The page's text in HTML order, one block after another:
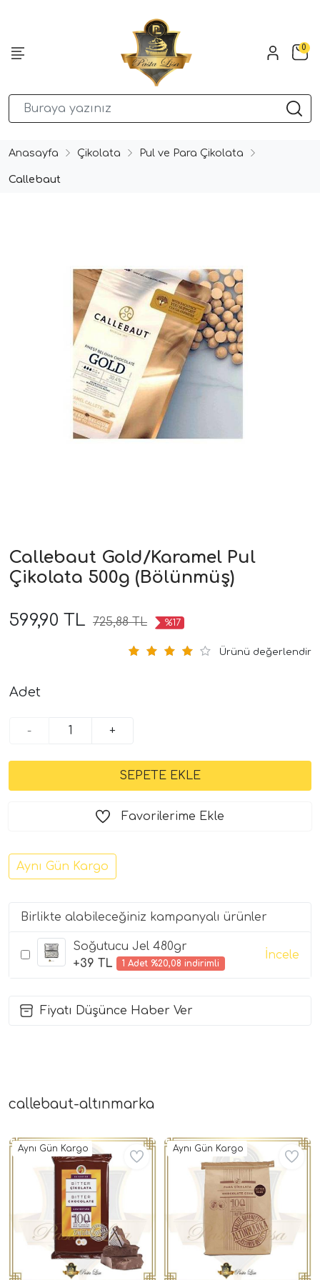
0
Anasayfa Çikolata Pul ve Para Çikolata
Callebaut
Callebaut Gold/Karamel Pul
Çikolata 500g (Bölünmüş)
599,90 TL 725,88 TL %17
Ürünü değerlendir
Adet
- +
Favorilerime Ekle
Aynı Gün Kargo
Birlikte alabileceğiniz kampanyalı ürünler
Soğutucu Jel 480gr
+39 TL
1 Adet %20,08 indirimli
İncele
Fiyatı Düşünce Haber Ver
callebaut-altınmarka
Aynı Gün Kargo Aynı Gün Kargo